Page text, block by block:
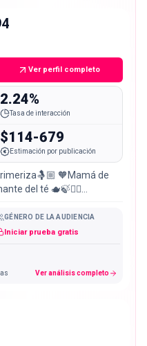
Ver perfil completo
2.24%
Tasa de interacción
$114-679
Estimación por publicación
🧡Mamá de
del té 🫖🍃🧘‍♀️
GÉNERO DE LA AUDIENCIA
Iniciar prueba gratis
Ver análisis completo